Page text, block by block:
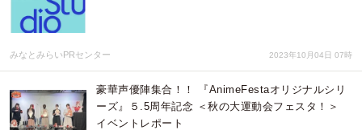
みなとみらいPRセンター 2023年10月04日 07時
豪華声優陣集合！！ 『AnimeFestaオリジナルシリ
ーズ』５.5周年記念 ＜秋の大運動会フェスタ！＞
イベントレポート